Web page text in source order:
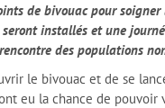
de bivouac pour soigner
installés et une
rencontre des populations
le bivouac et de se
eu la chance de pouvoir